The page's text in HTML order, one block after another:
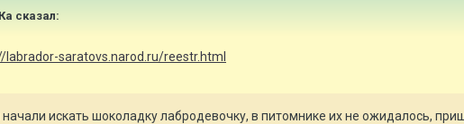
сказал:
labrador-saratovs.narod.ru/reestr.html
искать шоколадку лабродевочку, в питомнике их не ожидалось,